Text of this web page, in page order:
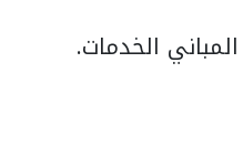
الخدمات.